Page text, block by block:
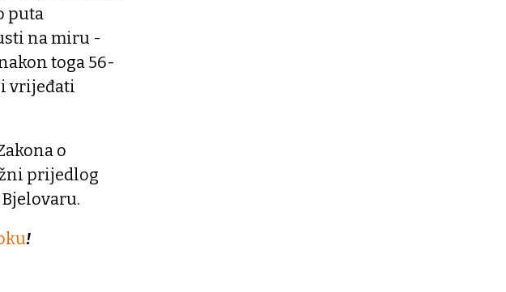
puta
na miru -
toga 56-
vrijeđati
o
prijedlog
!